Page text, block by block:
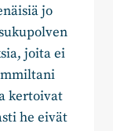
jo
joita ei
kertoivat
he eivät